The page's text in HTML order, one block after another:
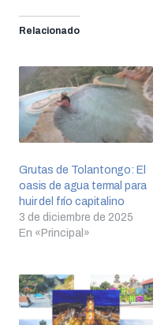
Relacionado
Grutas de Tolantongo: El
oasis de agua termal para
huir del frío capitalino
3 de diciembre de 2025
En «Principal»